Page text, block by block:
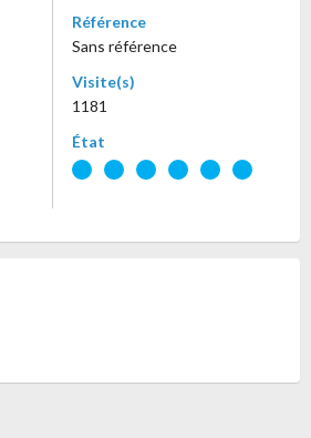
Référence
Sans référence
Visite(s)
1181
État